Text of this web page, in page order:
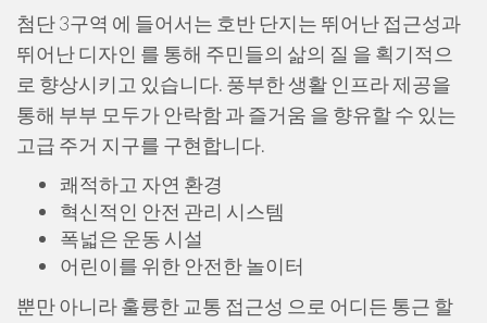
첨단 3구역 에 들어서는 호반 단지는 뛰어난 접근성과
뛰어난 디자인 를 통해 주민들의 삶의 질 을 획기적으
로 향상시키고 있습니다. 풍부한 생활 인프라 제공을
통해 부부 모두가 안락함 과 즐거움 을 향유할 수 있는
고급 주거 지구를 구현합니다.
쾌적하고 자연 환경
혁신적인 안전 관리 시스템
폭넓은 운동 시설
어린이를 위한 안전한 놀이터
뿐만 아니라 훌륭한 교통 접근성 으로 어디든 통근 할